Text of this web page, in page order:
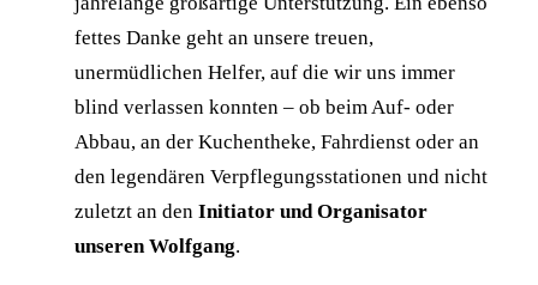
fettes Danke geht an unsere treuen,
unermüdlichen Helfer, auf die wir uns immer
blind verlassen konnten – ob beim Auf- oder
Abbau, an der Kuchentheke, Fahrdienst oder an
den legendären Verpflegungsstationen und nicht
zuletzt an den Initiator und Organisator
unseren Wolfgang.